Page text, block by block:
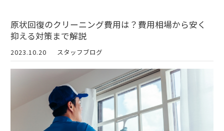
原状回復のクリーニング費用は？費用相場から安く
抑える対策まで解説
2023.10.20 スタッフブログ